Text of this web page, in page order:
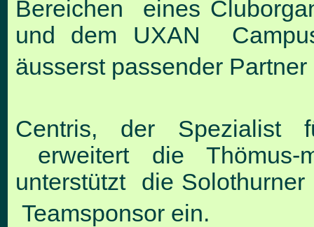
Bereichen eines
und dem UXAN
äusserst passender
Centris, der Spezialist
erweitert die Thömus-
unterstützt die Solothurner
Teamsponsor ein.